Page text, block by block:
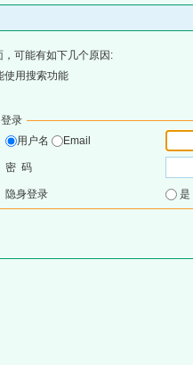
可能有如下几个原因:
使用搜索功能
登录
用户名
Email
密 码
隐身登录